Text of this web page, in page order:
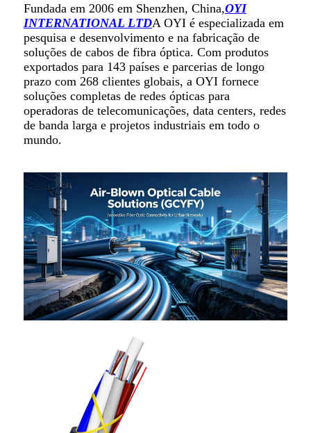
Fundada em 2006 em Shenzhen, China,OYI
INTERNATIONAL LTDA OYI é especializada em
pesquisa e desenvolvimento e na fabricação de
soluções de cabos de fibra óptica. Com produtos
exportados para 143 países e parcerias de longo
prazo com 268 clientes globais, a OYI fornece
soluções completas de redes ópticas para
operadoras de telecomunicações, data centers, redes
de banda larga e projetos industriais em todo o
mundo.